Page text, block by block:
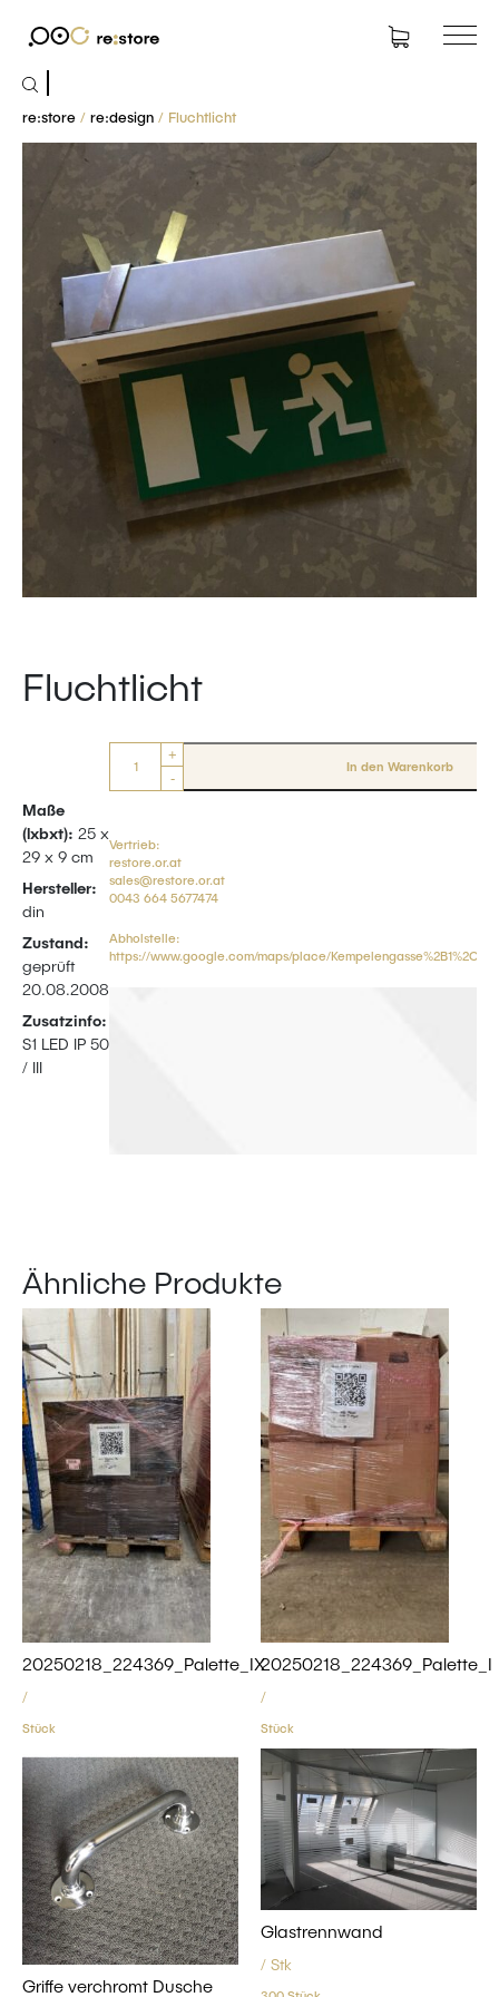
Suchen
nach:
re:store / re:design / Fluchtlicht
Fluchtlicht
Maße
(lxbxt): 25 x
29 x 9 cm
Hersteller:
din
Zustand:
geprüft
20.08.2008
Zusatzinfo:
S1 LED IP 50
/ III
+
-
In den Warenkorb
Vertrieb:
restore.or.at
sales@restore.or.at
0043 664 5677474
Abholstelle:
https://www.google.com/maps/place/
Ähnliche Produkte
20250218_224369_Palette_IX
/
Stück
20250218_224369_Palette_I
/
Stück
Griffe verchromt Dusche
Glastrennwand
/ Stk